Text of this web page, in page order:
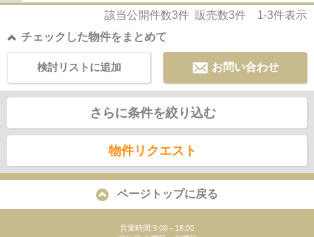
豊川中学校があるのも魅力。地域と歩んでき...
該当公開件数3件 販売数3件 1-3件表示
チェックした物件をまとめて
お問い合わせ
検討リストに追加
さらに条件を絞り込む
物件リクエスト
ページトップに戻る
営業時間:9:00～18:00